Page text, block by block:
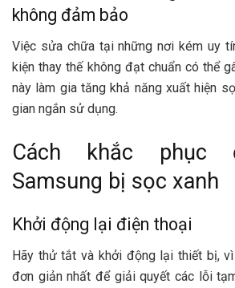
không đảm bảo
Việc sửa chữa tại những nơi kém uy
kiện thay thế không đạt chuẩn có thể
này làm gia tăng khả năng xuất hiện
gian ngắn sử dụng.
Cách khắc phục
Samsung bị sọc xanh
Khởi động lại điện thoại
Hãy thử tắt và khởi động lại thiết bị,
đơn giản nhất để giải quyết các lỗi